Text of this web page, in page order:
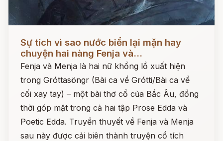
Sự tích vì sao nước biển lại mặn hay
chuyện hai nàng Fenja và...
Fenja và Menja là hai nữ khổng lồ xuất hiện
trong Gróttasöngr (Bài ca về Grótti/Bài ca về
cối xay tay) – một bài thơ cổ của Bắc Âu, đồng
thời góp mặt trong cả hai tập Prose Edda và
Poetic Edda. Truyền thuyết về Fenja và Menja
sau này được cải biên thành truyện cổ tích